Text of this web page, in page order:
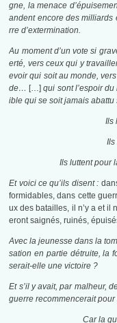
gne, la menace
andent encore des milliards
rre d’extermination.
Au moment d’un vote si
erté, vers ceux qui y
evoir qui soit au monde,
de… […] qui sont l’espoir
ible qui se soit jamais abattu
Ils
Ils
Ils luttent pour
Et voici ce qu’ils disent :
formidables, dans cette
ux des batailles, il n’y a et il
eront saignés, ruinés,
Avec la jeunesse dans la
sation en partie détruite, la
serait-elle une victoire ?
Et s’il y avait, par malheur,
guerre recommencerait
Car la